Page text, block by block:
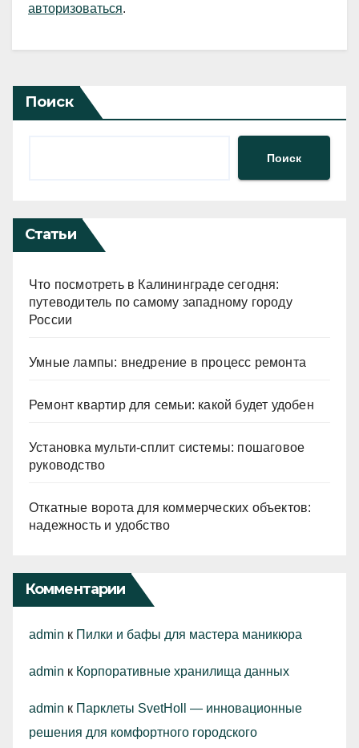
авторизоваться.
Поиск
Поиск
Статьи
Что посмотреть в Калининграде сегодня:
путеводитель по самому западному городу
России
Умные лампы: внедрение в процесс ремонта
Ремонт квартир для семьи: какой будет удобен
Установка мульти-сплит системы: пошаговое
руководство
Откатные ворота для коммерческих объектов:
надежность и удобство
Комментарии
admin к Пилки и бафы для мастера маникюра
admin к Корпоративные хранилища данных
admin к Парклеты SvetHoll — инновационные
решения для комфортного городского